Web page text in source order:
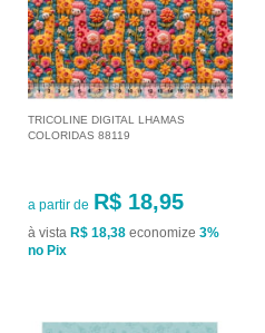
TRICOLINE DIGITAL LHAMAS
COLORIDAS 88119
a partir de R$ 18,95
à vista R$ 18,38 economize 3%
no Pix